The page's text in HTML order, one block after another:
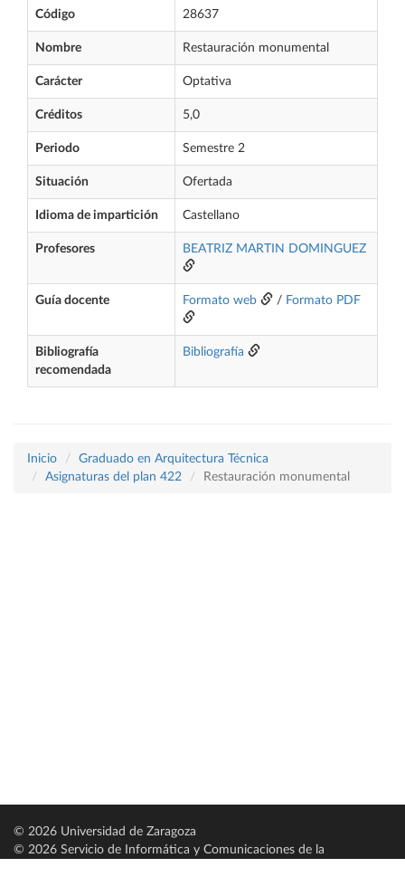
Código 28637
Nombre Restauración monumental
Carácter Optativa
Créditos 5,0
Periodo Semestre 2
Situación Ofertada
Idioma de impartición Castellano
Profesores BEATRIZ MARTIN DOMINGUEZ
Guía docente Formato web / Formato PDF
Bibliografía
recomendada
Bibliografía
Inicio
Graduado en Arquitectura Técnica
Asignaturas del plan 422
Restauración monumental
© 2026 Universidad de Zaragoza
© 2026 Servicio de Informática y Comunicaciones de la